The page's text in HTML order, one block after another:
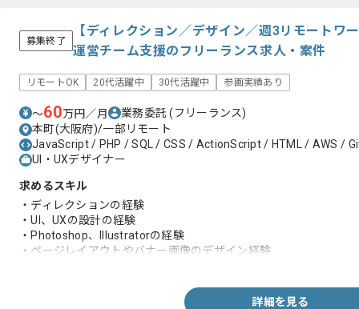
募集終了
【ディレクション／デザイン／週3リモートワ
運営チーム支援のフリーランス求人・案件
リモートOK 20代活躍中 30代活躍中 参画実績あり
〜60万円／月 業務委託(フリーランス)
本町(大阪府)/一部リモート
JavaScript / PHP / SQL / CSS / ActionScript / HTML / AWS /
UI・UXデザイナー
求めるスキル
・ディレクションの経験
・UI、UXの設計の経験
・Photoshop、Illustratorの経験
・ページレイアウトやバナー画像のデザイン経験
詳細を見る